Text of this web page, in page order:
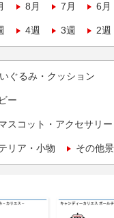
8月 7月 6月
4週 3週 2週
ぐるみ・クッション
ー
スコット・アクセサリー
リア・小物 その他